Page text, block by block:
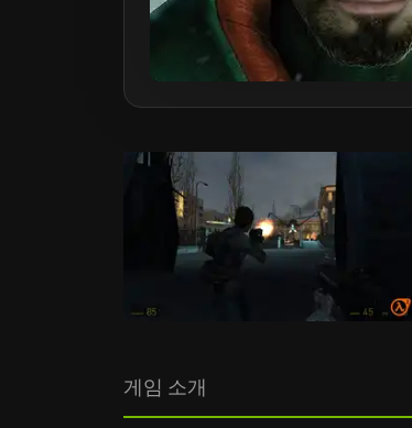
게임 소개